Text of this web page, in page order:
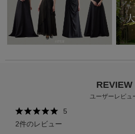
REVIEW
ユーザーレビュ
5
2件のレビュー